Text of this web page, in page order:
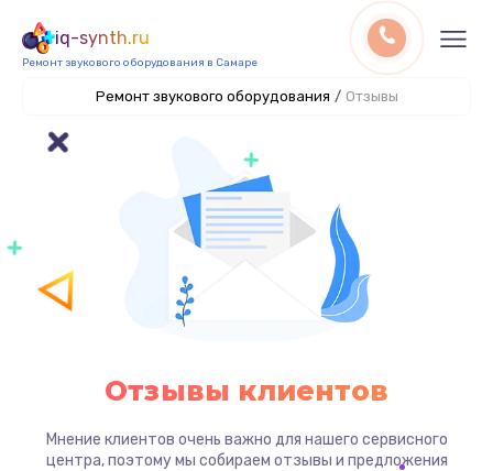
iq-synth.ru
Ремонт звукового оборудования в Самаре
Ремонт звукового оборудования / Отзывы
Отзывы клиентов
Мнение клиентов очень важно для нашего сервисного
центра, поэтому мы собираем отзывы и предложения